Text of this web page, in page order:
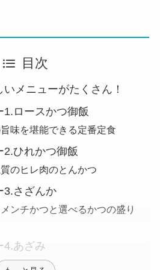
目次
メニューがたくさん！
ロースかつ御飯
味を堪能できる定番定食
ひれかつ御飯
のヒレ肉のとんかつ
3.さざんか
ンチかつと選べるかつの盛り
4.あざみ